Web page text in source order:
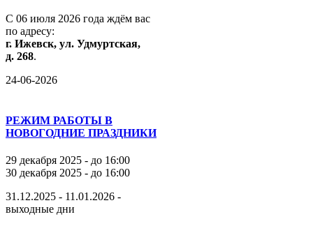
С 06 июля 2026 года ждём вас
по адресу:
г. Ижевск, ул. Удмуртская,
д. 268.
24-06-2026
РЕЖИМ РАБОТЫ В
НОВОГОДНИЕ ПРАЗДНИКИ
29 декабря 2025 - до 16:00
30 декабря 2025 - до 16:00
31.12.2025 - 11.01.2026 -
выходные дни